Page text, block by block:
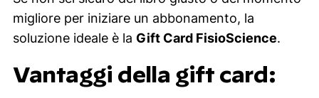
migliore per iniziare un abbonamento, la
soluzione ideale è la Gift Card FisioScience.
Vantaggi della gift card: